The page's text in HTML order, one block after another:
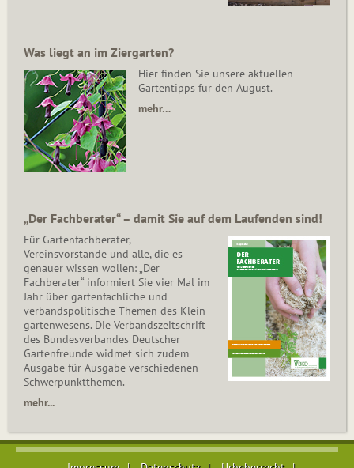
Was liegt an im Ziergarten?
Hier finden Sie unsere aktuellen
Gartentipps für den August.
mehr…
„Der Fachberater“ – damit Sie auf dem Laufenden sind!
Für Gartenfachberater,
Vereinsvorstände und alle, die es
genauer wissen wollen: „Der
Fachberater“ informiert Sie vier Mal im
Jahr über gartenfachliche und
verbandspolitische Themen des Klein­
gar­ten­wesens. Die Ver­bands­zeit­schrift
des Bun­des­ver­ban­des Deutscher
Gartenfreunde widmet sich zudem
Ausgabe für Ausgabe verschiedenen
Schwer­punkt­the­men.
mehr...